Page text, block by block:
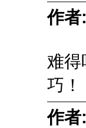
作者:
难得
巧！
作者: